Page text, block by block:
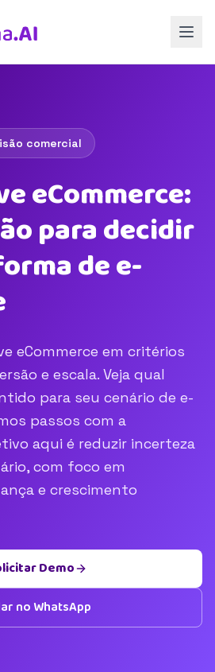
comercial
eCommerce:
para decidir
de e-
eCommerce em critérios
e escala. Veja qual
para seu cenário de e-
passos com a
aqui é reduzir incerteza
com foco em
e crescimento
Demo
no WhatsApp